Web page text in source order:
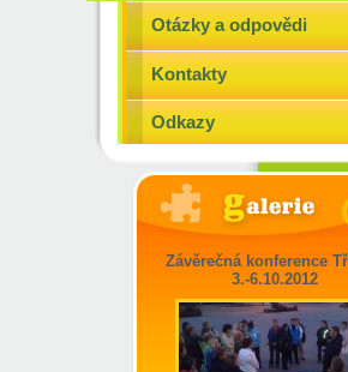
Otázky a odpovědi
Kontakty
Odkazy
Závěrečná konference
3.-6.10.2012